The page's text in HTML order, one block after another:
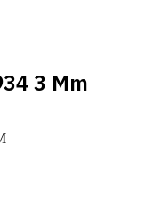
3 Mm